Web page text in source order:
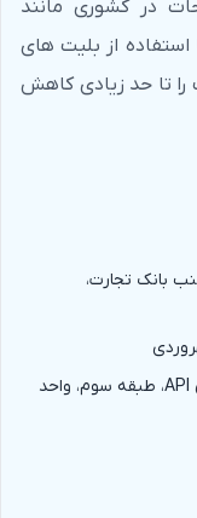
در کشوری مانند
استفاده از بلیت های
را تا حد زیادی کاهش
بانک تجارت،
امارات، دبی، بَر دبی، السوق الکبیر، ساختمان API، طبقه سوم، واحد